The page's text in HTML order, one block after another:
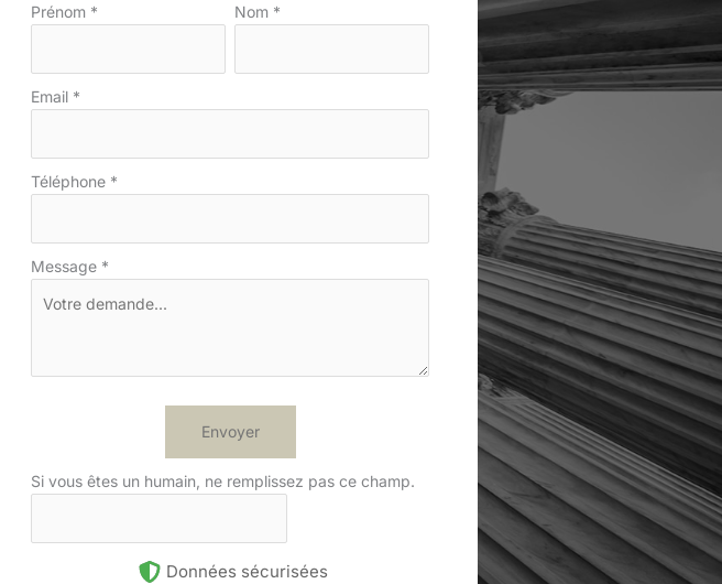
Formulaire
Prénom * Nom *
Email *
Téléphone *
Message *
Envoyer
Si vous êtes un humain, ne remplissez pas ce champ.
Données sécurisées